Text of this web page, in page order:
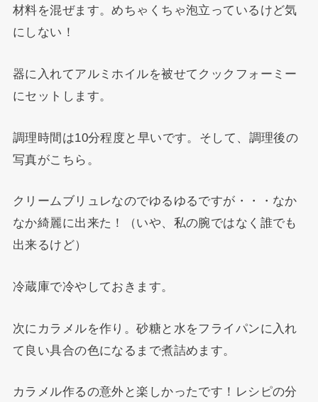
材料を混ぜます。めちゃくちゃ泡立っているけど気
にしない！
器に入れてアルミホイルを被せてクックフォーミー
にセットします。
調理時間は10分程度と早いです。そして、調理後の
写真がこちら。
クリームブリュレなのでゆるゆるですが・・・なか
なか綺麗に出来た！（いや、私の腕ではなく誰でも
出来るけど）
冷蔵庫で冷やしておきます。
次にカラメルを作り。砂糖と水をフライパンに入れ
て良い具合の色になるまで煮詰めます。
カラメル作るの意外と楽しかったです！レシピの分